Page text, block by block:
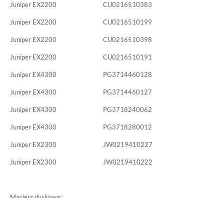
Juniper EX2200 CU0216510383
Juniper EX2200 CU0216510199
Juniper EX2200 CU0216510398
Juniper EX2200 CU0216510191
Juniper EX4300 PG3714460128
Juniper EX4300 PG3714460127
Juniper EX4300 PG3718240062
Juniper EX4300 PG3718280012
Juniper EX2300 JW0219410227
Juniper EX2300 JW0219410222